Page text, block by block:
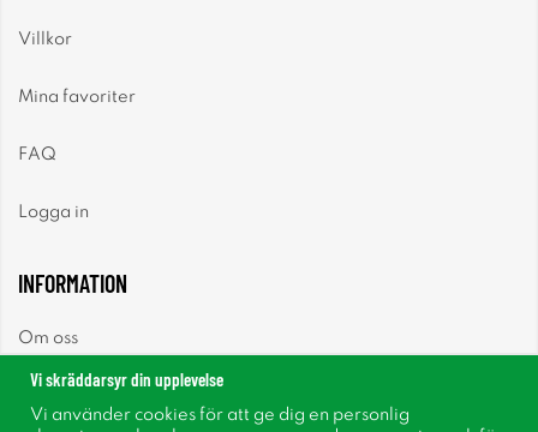
Villkor
Mina favoriter
FAQ
Logga in
INFORMATION
Om oss
Vi skräddarsyr din upplevelse
Vi använder cookies för att ge dig en personlig